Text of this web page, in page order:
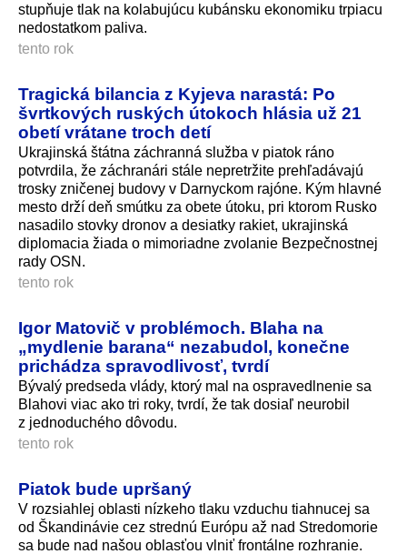
stupňuje tlak na kolabujúcu kubánsku ekonomiku trpiacu
nedostatkom paliva.
tento rok
Tragická bilancia z Kyjeva narastá: Po
švrtkových ruských útokoch hlásia už 21
obetí vrátane troch detí
Ukrajinská štátna záchranná služba v piatok ráno
potvrdila, že záchranári stále nepretržite prehľadávajú
trosky zničenej budovy v Darnyckom rajóne. Kým hlavné
mesto drží deň smútku za obete útoku, pri ktorom Rusko
nasadilo stovky dronov a desiatky rakiet, ukrajinská
diplomacia žiada o mimoriadne zvolanie Bezpečnostnej
rady OSN.
tento rok
Igor Matovič v problémoch. Blaha na
„mydlenie barana“ nezabudol, konečne
prichádza spravodlivosť, tvrdí
Bývalý predseda vlády, ktorý mal na ospravedlnenie sa
Blahovi viac ako tri roky, tvrdí, že tak dosiaľ neurobil
z jednoduchého dôvodu.
tento rok
Piatok bude upršaný
V rozsiahlej oblasti nízkeho tlaku vzduchu tiahnucej sa
od Škandinávie cez strednú Európu až nad Stredomorie
sa bude nad našou oblasťou vlniť frontálne rozhranie.